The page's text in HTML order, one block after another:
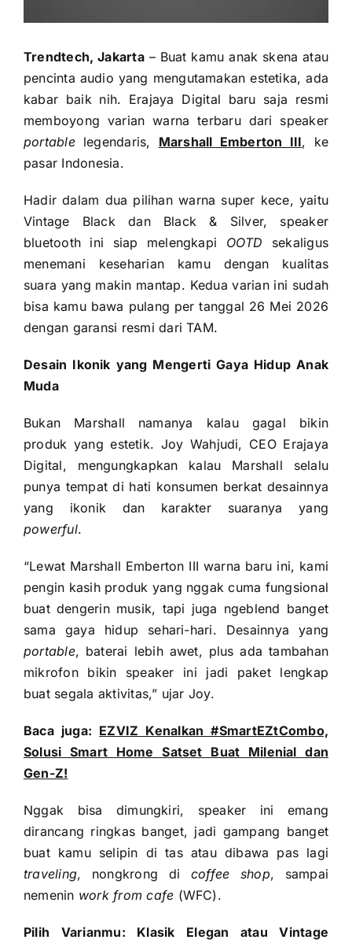
Trendtech, Jakarta– Buat kamu anak skena atau
pencinta audio yang mengutamakan estetika, ada
kabar baik nih. Erajaya Digital baru saja resmi
memboyong varian warna terbaru dari speaker
portablelegendaris, Marshall Emberton III, ke
pasar Indonesia.
Hadir dalam dua pilihan warna super kece, yaitu
Vintage Black dan Black & Silver, speaker
bluetooth ini siap melengkapi OOTD sekaligus
menemani keseharian kamu dengan kualitas
suara yang makin mantap. Kedua varian ini sudah
bisa kamu bawa pulang per tanggal 26 Mei 2026
dengan garansi resmi dari TAM.
Desain Ikonik yang Mengerti Gaya Hidup Anak
Muda
Bukan Marshall namanya kalau gagal bikin
produk yang estetik. Joy Wahjudi, CEO Erajaya
Digital, mengungkapkan kalau Marshall selalu
punya tempat di hati konsumen berkat desainnya
yang ikonik dan karakter suaranya yang
powerful.
“Lewat Marshall Emberton III warna baru ini, kami
pengin kasih produk yang nggak cuma fungsional
buat dengerin musik, tapi juga ngeblend banget
sama gaya hidup sehari-hari. Desainnya yang
portable, baterai lebih awet, plus ada tambahan
mikrofon bikin speaker ini jadi paket lengkap
buat segala aktivitas,” ujar Joy.
Baca juga: EZVIZ Kenalkan #SmartEZtCombo,
Solusi Smart Home Satset Buat Milenial dan
Gen-Z!
Nggak bisa dimungkiri, speaker ini emang
dirancang ringkas banget, jadi gampang banget
buat kamu selipin di tas atau dibawa pas lagi
traveling, nongkrong di coffee shop, sampai
nemenin work from cafe (WFC).
Pilih Varianmu: Klasik Elegan atau Vintage